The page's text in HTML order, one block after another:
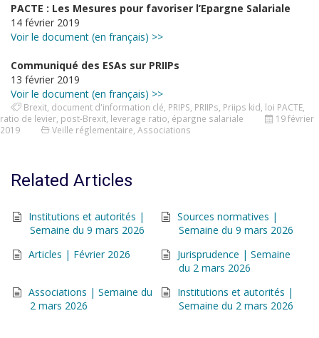
PACTE : Les Mesures pour favoriser l’Epargne Salariale
14 février 2019
Voir le document (en français) >>
Communiqué des ESAs sur PRIIPs
13 février 2019
Voir le document (en français) >>
Brexit document d'information clé PRIPS PRIIPs Priips kid loi PACTE
ratio de levier post-Brexit leverage ratio épargne salariale
19 février
2019
Veille réglementaire Associations
Related Articles
Institutions et autorités |
Semaine du 9 mars 2026
Sources normatives |
Semaine du 9 mars 2026
Articles | Février 2026
Jurisprudence | Semaine
du 2 mars 2026
Associations | Semaine du
2 mars 2026
Institutions et autorités |
Semaine du 2 mars 2026